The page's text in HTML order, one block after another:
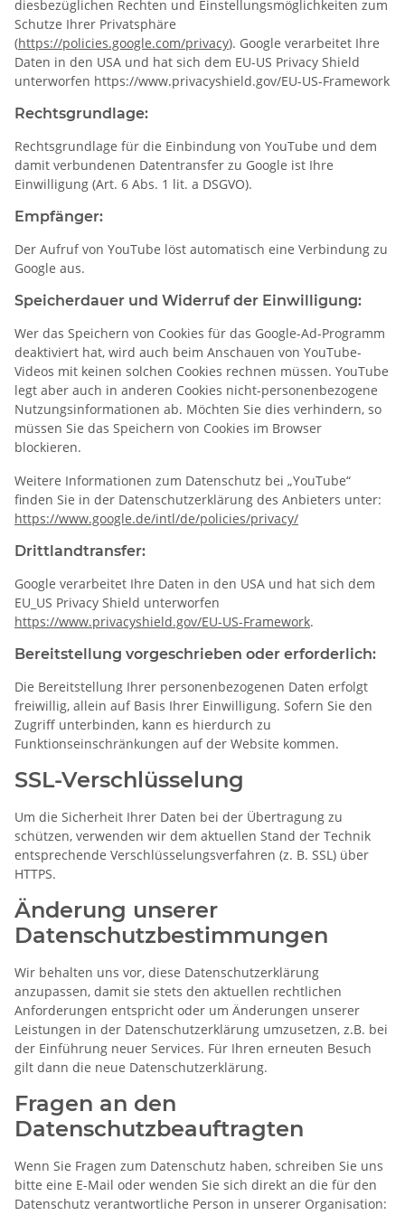
diesbezüglichen Rechten und Einstellungsmöglichkeiten zum
Schutze Ihrer Privatsphäre
(https://policies.google.com/privacy). Google verarbeitet Ihre
Daten in den USA und hat sich dem EU-US Privacy Shield
unterworfen https://www.privacyshield.gov/EU-US-Framework
Rechtsgrundlage:
Rechtsgrundlage für die Einbindung von YouTube und dem
damit verbundenen Datentransfer zu Google ist Ihre
Einwilligung (Art. 6 Abs. 1 lit. a DSGVO).
Empfänger:
Der Aufruf von YouTube löst automatisch eine Verbindung zu
Google aus.
Speicherdauer und Widerruf der Einwilligung:
Wer das Speichern von Cookies für das Google-Ad-Programm
deaktiviert hat, wird auch beim Anschauen von YouTube-
Videos mit keinen solchen Cookies rechnen müssen. YouTube
legt aber auch in anderen Cookies nicht-personenbezogene
Nutzungsinformationen ab. Möchten Sie dies verhindern, so
müssen Sie das Speichern von Cookies im Browser
blockieren.
Weitere Informationen zum Datenschutz bei „YouTube“
finden Sie in der Datenschutzerklärung des Anbieters unter:
https://www.google.de/intl/de/policies/privacy/
Drittlandtransfer:
Google verarbeitet Ihre Daten in den USA und hat sich dem
EU_US Privacy Shield unterworfen
https://www.privacyshield.gov/EU-US-Framework.
Bereitstellung vorgeschrieben oder erforderlich:
Die Bereitstellung Ihrer personenbezogenen Daten erfolgt
freiwillig, allein auf Basis Ihrer Einwilligung. Sofern Sie den
Zugriff unterbinden, kann es hierdurch zu
Funktionseinschränkungen auf der Website kommen.
SSL-Verschlüsselung
Um die Sicherheit Ihrer Daten bei der Übertragung zu
schützen, verwenden wir dem aktuellen Stand der Technik
entsprechende Verschlüsselungsverfahren (z. B. SSL) über
HTTPS.
Änderung unserer
Datenschutzbestimmungen
Wir behalten uns vor, diese Datenschutzerklärung
anzupassen, damit sie stets den aktuellen rechtlichen
Anforderungen entspricht oder um Änderungen unserer
Leistungen in der Datenschutzerklärung umzusetzen, z.B. bei
der Einführung neuer Services. Für Ihren erneuten Besuch
gilt dann die neue Datenschutzerklärung.
Fragen an den
Datenschutzbeauftragten
Wenn Sie Fragen zum Datenschutz haben, schreiben Sie uns
bitte eine E-Mail oder wenden Sie sich direkt an die für den
Datenschutz verantwortliche Person in unserer Organisation: